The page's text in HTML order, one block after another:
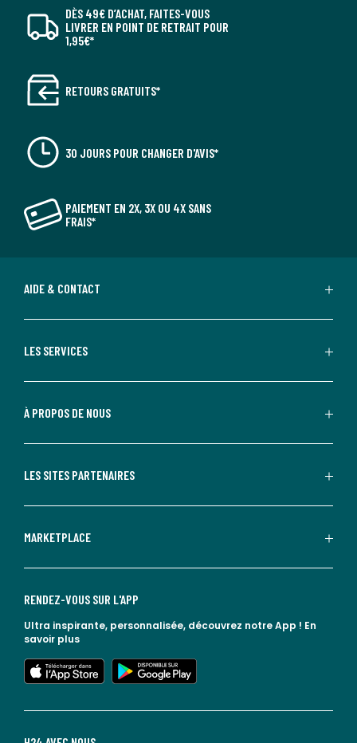
DÈS 49€ D’ACHAT, FAITES-VOUS
LIVRER EN POINT DE RETRAIT POUR
1,95€*
RETOURS GRATUITS*
30 JOURS POUR CHANGER D'AVIS*
PAIEMENT EN 2X, 3X OU 4X SANS
FRAIS*
AIDE & CONTACT
LES SERVICES
À PROPOS DE NOUS
LES SITES PARTENAIRES
MARKETPLACE
RENDEZ-VOUS SUR L'APP
Ultra inspirante, personnalisée, découvrez notre App ! En
savoir plus
lien vers l'app store
lien vers google play